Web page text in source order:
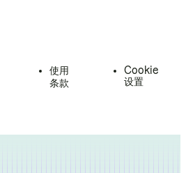
使用
条款
Cookie
设置